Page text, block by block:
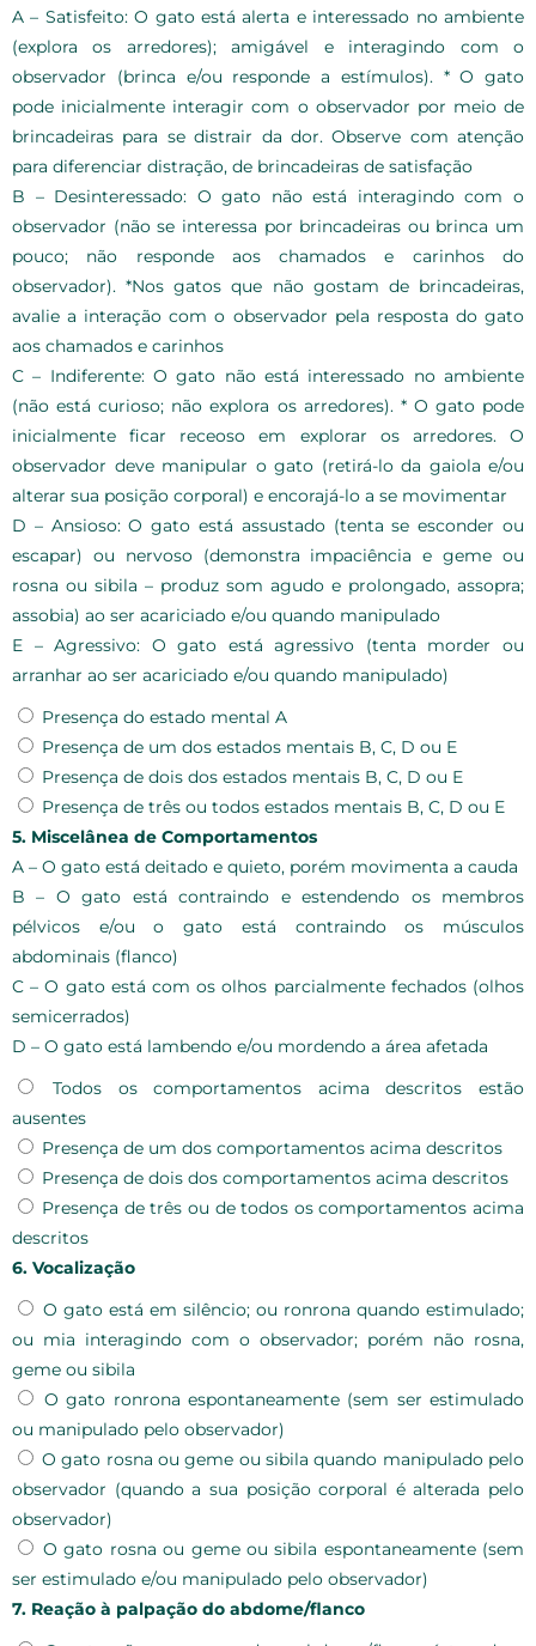
A – Satisfeito: O gato está alerta e interessado no ambiente
(explora os arredores); amigável e interagindo com o
observador (brinca e/ou responde a estímulos). * O gato
pode inicialmente interagir com o observador por meio de
brincadeiras para se distrair da dor. Observe com atenção
para diferenciar distração, de brincadeiras de satisfação
B – Desinteressado: O gato não está interagindo com o
observador (não se interessa por brincadeiras ou brinca um
pouco; não responde aos chamados e carinhos do
observador). *Nos gatos que não gostam de brincadeiras,
avalie a interação com o observador pela resposta do gato
aos chamados e carinhos
C – Indiferente: O gato não está interessado no ambiente
(não está curioso; não explora os arredores). * O gato pode
inicialmente ficar receoso em explorar os arredores. O
observador deve manipular o gato (retirá-lo da gaiola e/ou
alterar sua posição corporal) e encorajá-lo a se movimentar
D – Ansioso: O gato está assustado (tenta se esconder ou
escapar) ou nervoso (demonstra impaciência e geme ou
rosna ou sibila – produz som agudo e prolongado, assopra;
assobia) ao ser acariciado e/ou quando manipulado
E – Agressivo: O gato está agressivo (tenta morder ou
arranhar ao ser acariciado e/ou quando manipulado)
Presença do estado mental A
Presença de um dos estados mentais B, C, D ou E
Presença de dois dos estados mentais B, C, D ou E
Presença de três ou todos estados mentais B, C, D ou E
5. Miscelânea de Comportamentos
A – O gato está deitado e quieto, porém movimenta a cauda
B – O gato está contraindo e estendendo os membros
pélvicos e/ou o gato está contraindo os músculos
abdominais (flanco)
C – O gato está com os olhos parcialmente fechados (olhos
semicerrados)
D – O gato está lambendo e/ou mordendo a área afetada
Todos os comportamentos acima descritos estão
ausentes
Presença de um dos comportamentos acima descritos
Presença de dois dos comportamentos acima descritos
Presença de três ou de todos os comportamentos acima
descritos
6. Vocalização
O gato está em silêncio; ou ronrona quando estimulado;
ou mia interagindo com o observador; porém não rosna,
geme ou sibila
O gato ronrona espontaneamente (sem ser estimulado
ou manipulado pelo observador)
O gato rosna ou geme ou sibila quando manipulado pelo
observador (quando a sua posição corporal é alterada pelo
observador)
O gato rosna ou geme ou sibila espontaneamente (sem
ser estimulado e/ou manipulado pelo observador)
7. Reação à palpação do abdome/flanco